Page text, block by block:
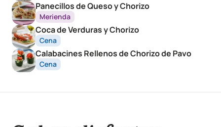
Panecillos de Queso y Chorizo
Merienda
Coca de Verduras y Chorizo
Cena
Calabacines Rellenos de Chorizo de Pavo
Cena